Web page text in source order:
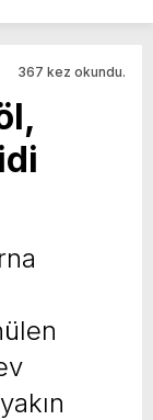
367 kez okundu.